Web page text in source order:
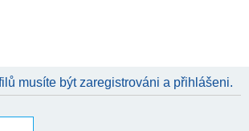
musíte být zaregistrováni a přihlášeni.